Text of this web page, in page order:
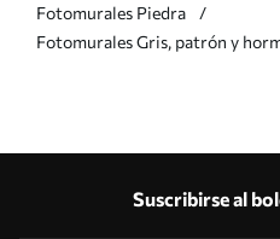
Fotomurales Piedra
Fotomurales Gris, patrón y
Suscribirse al